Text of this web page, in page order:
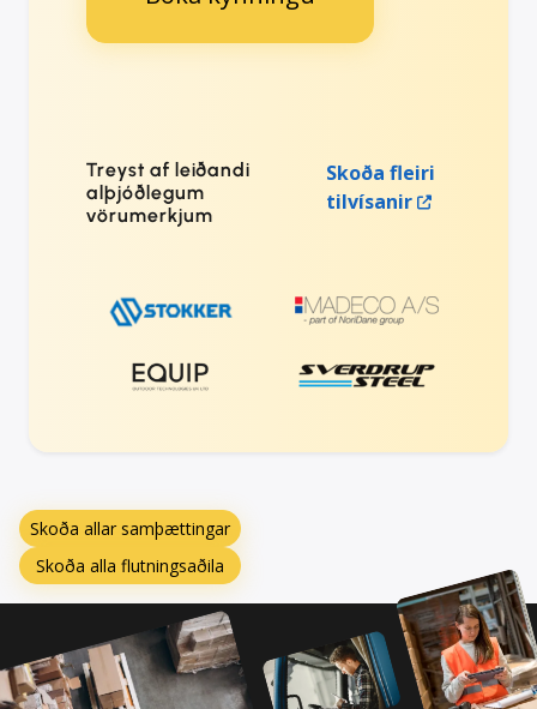
Treyst af leiðandi
alþjóðlegum
vörumerkjum
Skoða fleiri
tilvísanir
Skoða allar samþættingar
Skoða alla flutningsaðila